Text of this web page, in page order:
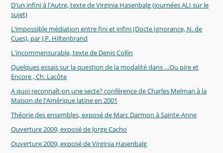
D'un infini à l'Autre, texte de Virginia Hasenbalg (journées ALI sur le
sujet)
L’impossible médiation entre fini et infini (Docte Ignorance, N. de
Cues), par J.P. Hiltenbrand
L'incommensurable, texte de Denis Collin
Quelques essais sur la question de la modalité dans …Ou pire et
Encore , Ch. Lacôte
A quoi reconnaît-on une secte? conférence de Charles Melman à la
Maison de l'Amérique latine en 2001
Théorie des ensembles, exposé de Marc Darmon à Sainte-Anne
Ouverture 2009, exposé de Jorge Cacho
Ouverture 2009, exposé de Virginia Hasenbalg